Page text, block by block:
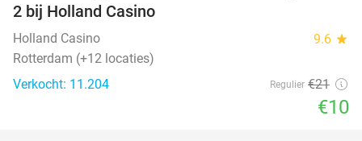
2 bij Holland Casino
Holland Casino 9.6 star
Rotterdam (+12 locaties)
Verkocht: 11.204
Regulier €21
€10